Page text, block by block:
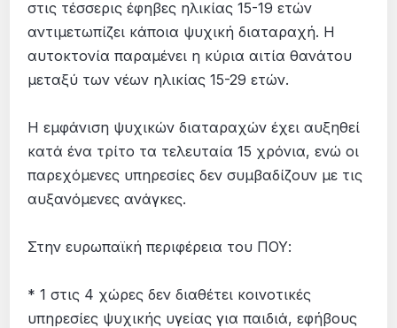
στις τέσσερις έφηβες ηλικίας 15-19 ετών
αντιμετωπίζει κάποια ψυχική διαταραχή. Η
αυτοκτονία παραμένει η κύρια αιτία θανάτου
μεταξύ των νέων ηλικίας 15-29 ετών.
Η εμφάνιση ψυχικών διαταραχών έχει αυξηθεί
κατά ένα τρίτο τα τελευταία 15 χρόνια, ενώ οι
παρεχόμενες υπηρεσίες δεν συμβαδίζουν με τις
αυξανόμενες ανάγκες.
Στην ευρωπαϊκή περιφέρεια του ΠΟΥ:
* 1 στις 4 χώρες δεν διαθέτει κοινοτικές
υπηρεσίες ψυχικής υγείας για παιδιά, εφήβους